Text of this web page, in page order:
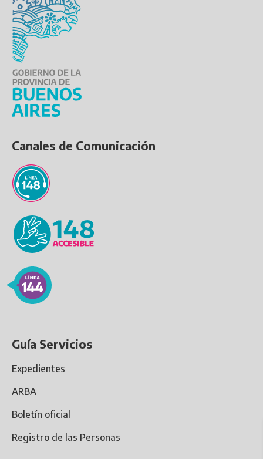
Canales de Comunicación
Guía Servicios
Expedientes
ARBA
Boletín oficial
Registro de las Personas